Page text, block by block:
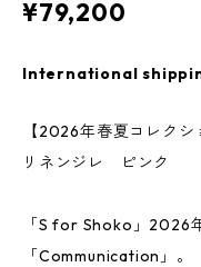
¥79,200
International
【2026年春夏コレクシ
リネンジレ ピンク
「S for Shoko」2026
「Communication」。